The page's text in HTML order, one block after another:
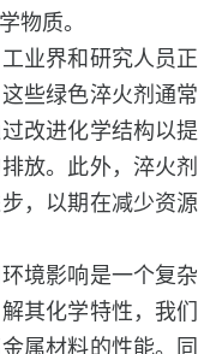
物质。
业界和研究人员正
些绿色淬火剂通常
改进化学结构以提
放。此外，淬火剂
，以期在减少资源
境影响是一个复杂
其化学特性，我们
属材料的性能。同